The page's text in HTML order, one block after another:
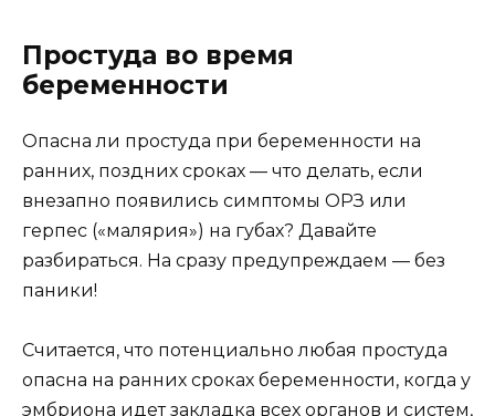
Простуда во время
беременности
Опасна ли простуда при беременности на
ранних, поздних сроках — что делать, если
внезапно появились симптомы ОРЗ или
герпес («малярия») на губах? Давайте
разбираться. На сразу предупреждаем — без
паники!
Считается, что потенциально любая простуда
опасна на ранних сроках беременности, когда у
эмбриона идет закладка всех органов и систем,